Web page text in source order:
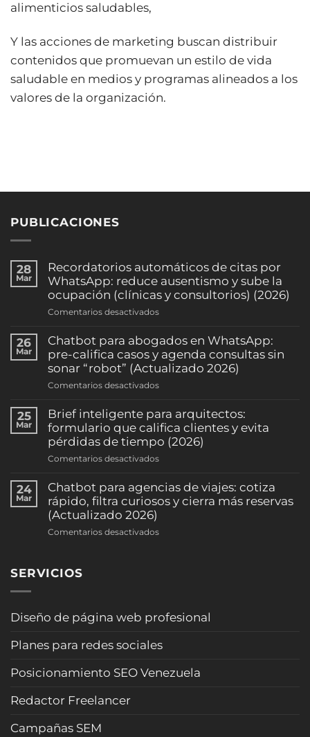
alimenticios saludables,
Y las acciones de marketing buscan distribuir
contenidos que promuevan un estilo de vida
saludable en medios y programas alineados a los
valores de la organización.
PUBLICACIONES
28
Mar
Recordatorios automáticos de citas por
WhatsApp: reduce ausentismo y sube la
ocupación (clínicas y consultorios) (2026)
Comentarios desactivadosen
automáticos
de
citas
WhatsApp:
ausentismo
y
sube
(clínicas
consultorios)
26
Mar
Chatbot para abogados en WhatsApp:
pre-califica casos y agenda consultas sin
sonar “robot” (Actualizado 2026)
Comentarios desactivadosen
para
abogados
en
WhatsApp:
pre-
casos
y
25
Mar
Brief inteligente para arquitectos:
formulario que califica clientes y evita
pérdidas de tiempo (2026)
Comentarios desactivadosen
inteligente
para
arquitectos:
que
de
(2026)
24
Mar
Chatbot para agencias de viajes: cotiza
rápido, filtra curiosos y cierra más reservas
(Actualizado 2026)
Comentarios desactivadosen
cotiza
rápido,
curiosos
cierra
SERVICIOS
Diseño de página web profesional
Planes para redes sociales
Posicionamiento SEO Venezuela
Redactor Freelancer
Campañas SEM